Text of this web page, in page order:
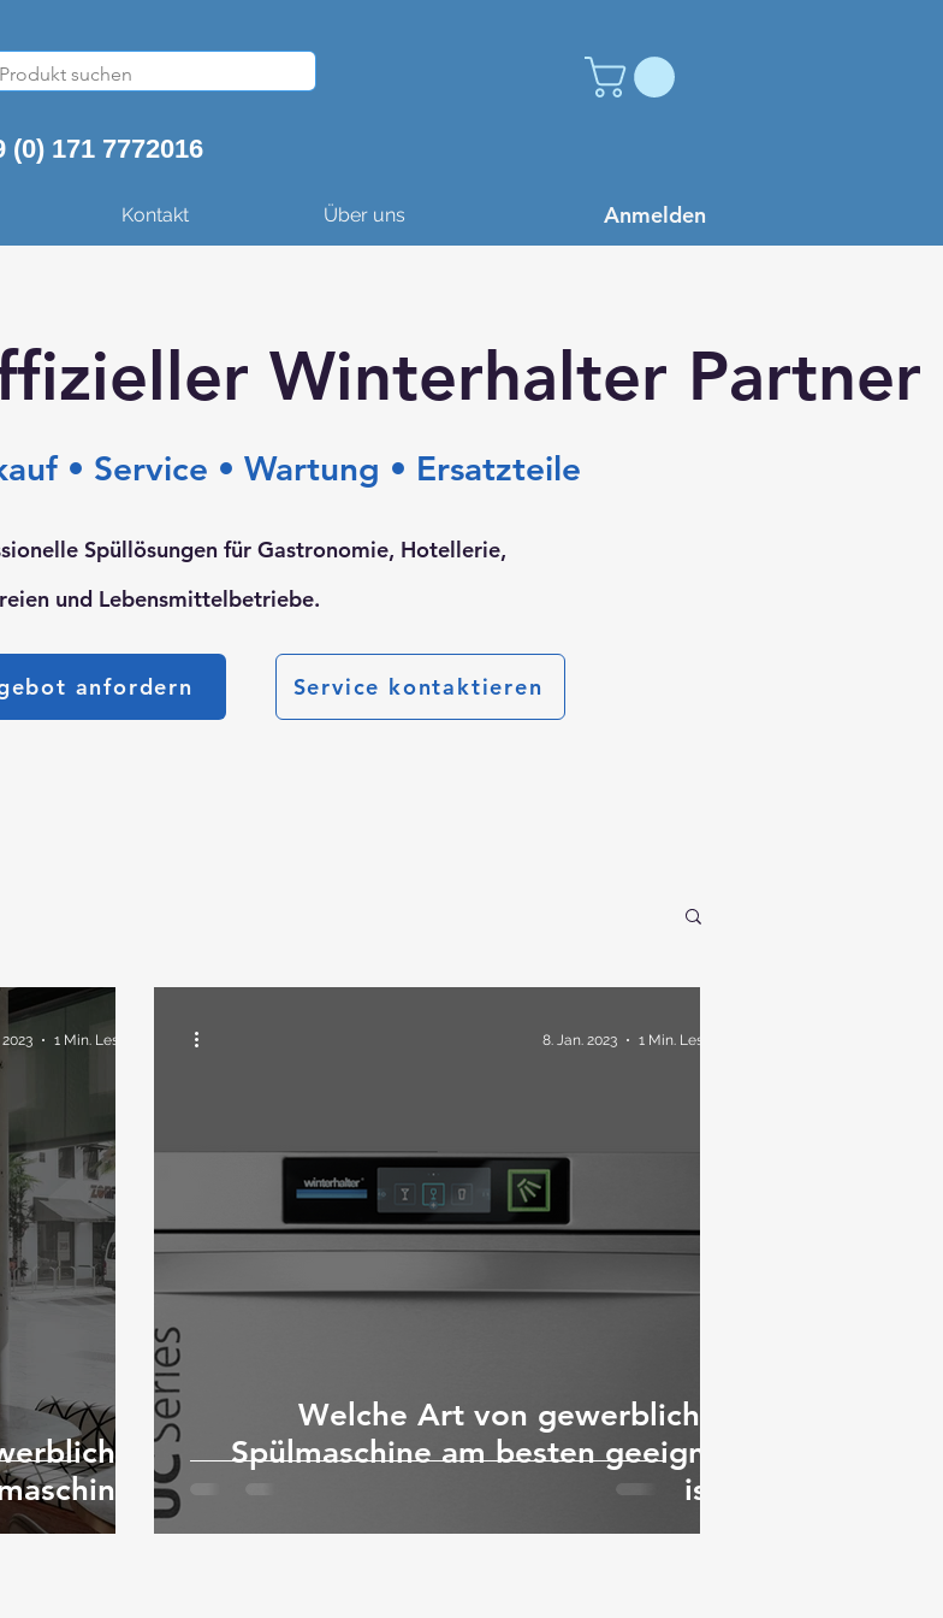
(0) 171 7772016
Kontakt Über uns Anmelden
Winterhalter Partner
• Service • Wartung • Ersatzteile
Spüllösungen für Gastronomie, Hotellerie,
und Lebensmittelbetriebe.
anfordern Service kontaktieren
1 Min. Lesezeit
Welche Art von gewerblichen
Spülmaschine am besten geeignet
ist?
8. Jan. 2023 1 Min. Lesezeit